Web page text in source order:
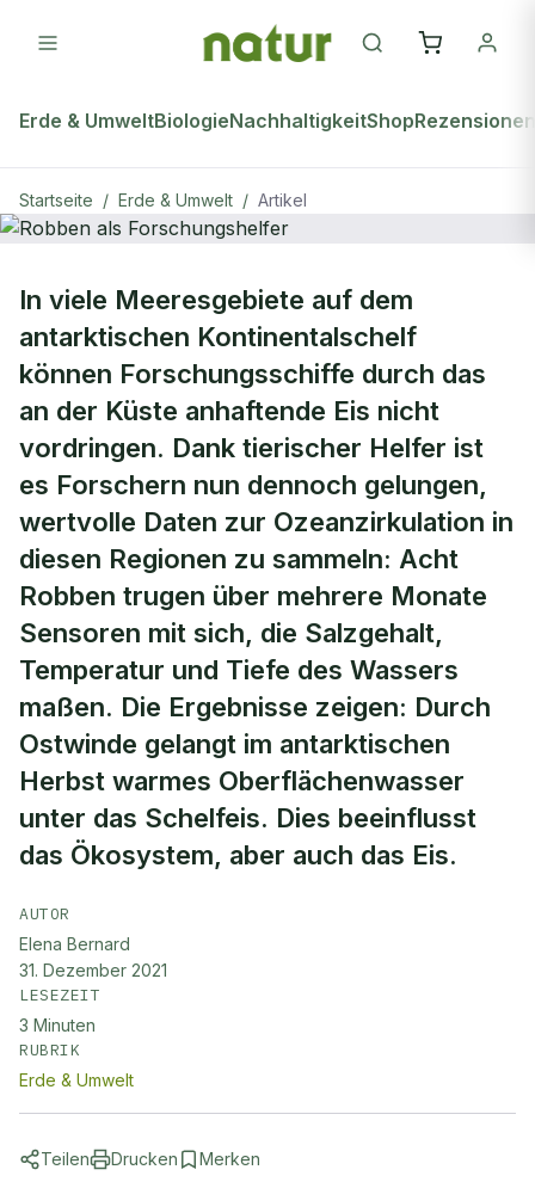
Erde & UmweltBiologieNachhaltigkeitShopRezensionen
Startseite / Erde & Umwelt / Artikel
Robben als Forschungshelfer
In viele Meeresgebiete auf dem
antarktischen Kontinentalschelf
können Forschungsschiffe durch das
an der Küste anhaftende Eis nicht
vordringen. Dank tierischer Helfer ist
es Forschern nun dennoch gelungen,
wertvolle Daten zur Ozeanzirkulation in
diesen Regionen zu sammeln: Acht
Robben trugen über mehrere Monate
Sensoren mit sich, die Salzgehalt,
Temperatur und Tiefe des Wassers
maßen. Die Ergebnisse zeigen: Durch
Ostwinde gelangt im antarktischen
Herbst warmes Oberflächenwasser
unter das Schelfeis. Dies beeinflusst
das Ökosystem, aber auch das Eis.
AUTOR
Elena Bernard
31. Dezember 2021
LESEZEIT
3 Minuten
RUBRIK
Erde & Umwelt
Teilen Drucken Merken